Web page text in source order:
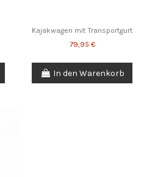
Kajakwagen mit Transportgurt
79,95 €
In den Warenkorb